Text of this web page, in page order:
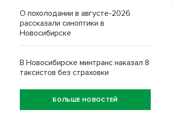
О похолодании в августе-2026
рассказали синоптики в
Новосибирске
В Новосибирске минтранс наказал 8
таксистов без страховки
БОЛЬШЕ НОВОСТЕЙ